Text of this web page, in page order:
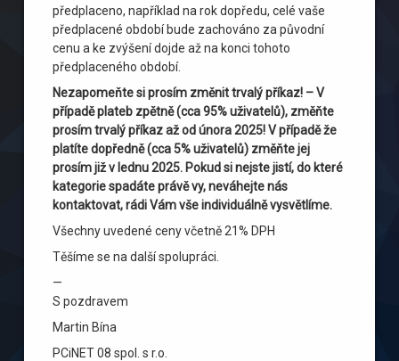
předplaceno, například na rok dopředu, celé vaše
předplacené období bude zachováno za původní
cenu a ke zvýšení dojde až na konci tohoto
předplaceného období.
Nezapomeňte si prosím změnit trvalý příkaz! – V
případě plateb zpětně (cca 95% uživatelů), změňte
prosím trvalý příkaz až od února 2025! V případě že
platíte dopředně (cca 5% uživatelů) změňte jej
prosím již v lednu 2025. Pokud si nejste jistí, do které
kategorie spadáte právě vy, neváhejte nás
kontaktovat, rádi Vám vše individuálně vysvětlíme.
Všechny uvedené ceny včetně 21% DPH
Těšíme se na další spolupráci.
—
S pozdravem
Martin Bína
PCiNET 08 spol. s r.o.